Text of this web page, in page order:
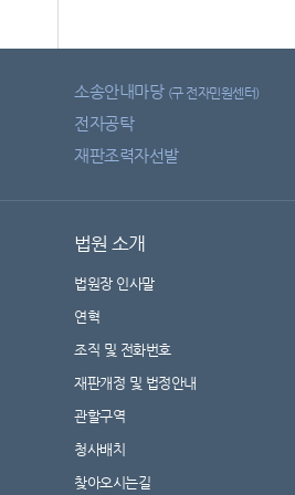
소송안내마당 (구 전자민원센터)
전자공탁
재판조력자선발
법원 소개
법원장 인사말
연혁
조직 및 전화번호
재판개정 및 법정안내
관할구역
청사배치
찾아오시는길